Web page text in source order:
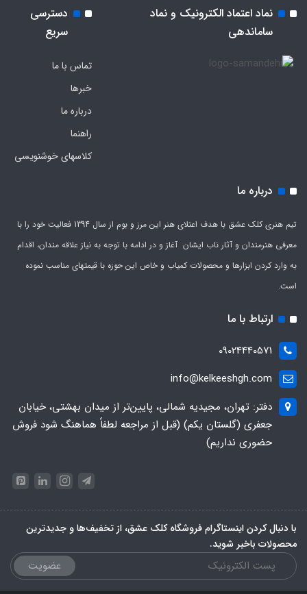
نماد اعتماد الکترونیک و نماد
ساماندهی
دسترسی
سریع
تماس با ما
خبرها
درباره ما
راهنما
کلاسهای خوشنویسی
درباره ما
تیم هنری کلک عشق با هدف اعتلای هنر این مرز و بوم از سال 1394 فعالیت خود را با
معرفی هنرمندان و آثار ناب ایشان آغاز و در ادامه با توجه به نیاز علاقه مندان، اقدام
به وارد کردن ابزارها و محصولات کمیاب و خاص این حوزه با قیمتهای مناسب نموده
است.
ارتباط با ما
09024440571
info@kelkeeshgh.com
دفتر: تهران، مجیدیه شمالی، پایین‌تر از میدان بهشتی، خیابان
جعفری (گلستان یکم) (قبل از مراجعه لطفاً هماهنگ شود فروش
حضوری نداریم)
با دنبال کردن اینستاگرام فروشگاه کلک عشق، از تخفیف‌ها و جدیدترین‌
محصولات باخبر شوید.
عضویت